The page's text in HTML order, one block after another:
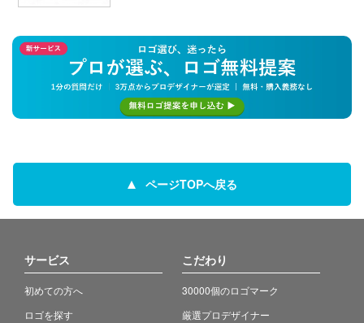
ページTOPへ戻る
サービス
初めての方へ
ロゴを探す
こだわり
30000個のロゴマーク
厳選プロデザイナー